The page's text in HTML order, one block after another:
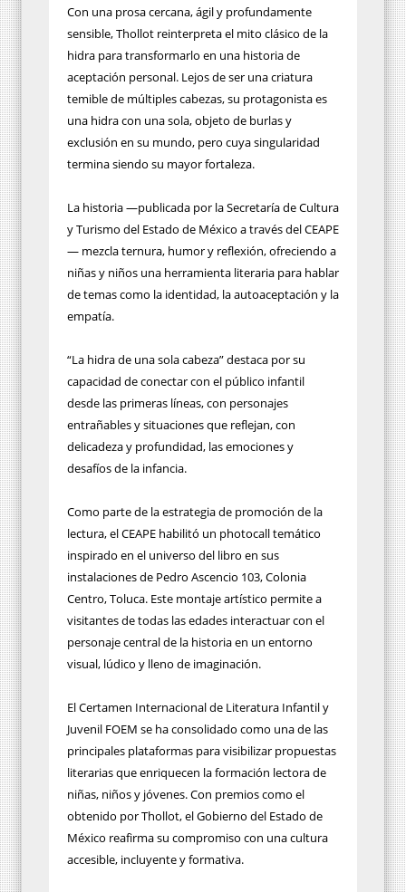
Con una prosa cercana, ágil y profundamente
sensible, Thollot reinterpreta el mito clásico de la
hidra para transformarlo en una historia de
aceptación personal. Lejos de ser una criatura
temible de múltiples cabezas, su protagonista es
una hidra con una sola, objeto de burlas y
exclusión en su mundo, pero cuya singularidad
termina siendo su mayor fortaleza.
La historia —publicada por la Secretaría de Cultura
y Turismo del Estado de México a través del CEAPE
— mezcla ternura, humor y reflexión, ofreciendo a
niñas y niños una herramienta literaria para hablar
de temas como la identidad, la autoaceptación y la
empatía.
“La hidra de una sola cabeza” destaca por su
capacidad de conectar con el público infantil
desde las primeras líneas, con personajes
entrañables y situaciones que reflejan, con
delicadeza y profundidad, las emociones y
desafíos de la infancia.
Como parte de la estrategia de promoción de la
lectura, el CEAPE habilitó un photocall temático
inspirado en el universo del libro en sus
instalaciones de Pedro Ascencio 103, Colonia
Centro, Toluca. Este montaje artístico permite a
visitantes de todas las edades interactuar con el
personaje central de la historia en un entorno
visual, lúdico y lleno de imaginación.
El Certamen Internacional de Literatura Infantil y
Juvenil FOEM se ha consolidado como una de las
principales plataformas para visibilizar propuestas
literarias que enriquecen la formación lectora de
niñas, niños y jóvenes. Con premios como el
obtenido por Thollot, el Gobierno del Estado de
México reafirma su compromiso con una cultura
accesible, incluyente y formativa.